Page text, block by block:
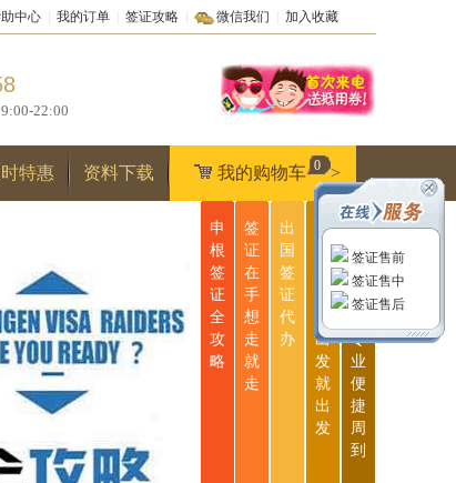
中心 我的订单 签证攻略 微信我们 加入收藏
22:00
特惠 资料下载 我的购物车 >
0
申
根
签
证
全
攻
略
签
证
在
手
想
走
就
走
出
国
签
证
代
办
无
说
出
发
就
出
发
一
站
式
服
专
业
便
捷
周
到
签证售前
签证售中
签证售后